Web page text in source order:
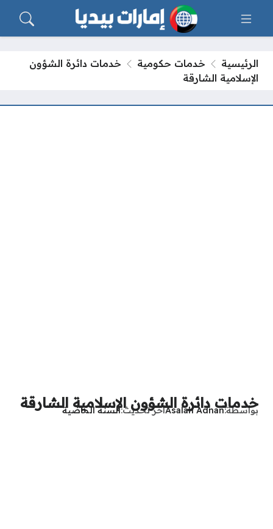
الرئيسية خدمات حكومية
خدمات دائرة الشؤون
الإسلامية الشارقة
خدمات دائرة الشؤون الإسلامية الشارقة
بواسطةAsalah Adnanآخر تحديث السنة الماضية